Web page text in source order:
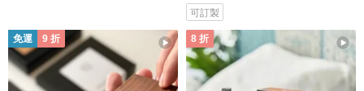
可訂製
免運 9 折 8 折